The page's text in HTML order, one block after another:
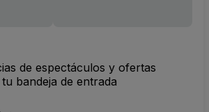
de espectáculos y ofertas
bandeja de entrada